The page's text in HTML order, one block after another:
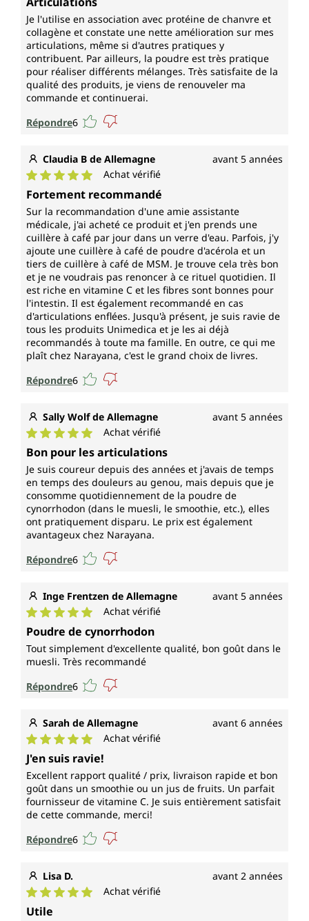
Je l'utilise en association avec protéine de chanvre et
collagène et constate une nette amélioration sur mes
articulations, même si d'autres pratiques y
contribuent. Par ailleurs, la poudre est très pratique
pour réaliser différents mélanges. Très satisfaite de la
qualité des produits, je viens de renouveler ma
commande et continuerai.
Répondre6
Claudia B de Allemagne avant 5 années
Note moyenne de 5 sur 5 étoiles
Achat vérifié
Fortement recommandé
Sur la recommandation d'une amie assistante
médicale, j'ai acheté ce produit et j'en prends une
cuillère à café par jour dans un verre d'eau. Parfois, j'y
ajoute une cuillère à café de poudre d'acérola et un
tiers de cuillère à café de MSM. Je trouve cela très bon
et je ne voudrais pas renoncer à ce rituel quotidien. Il
est riche en vitamine C et les fibres sont bonnes pour
l'intestin. Il est également recommandé en cas
d'articulations enflées. Jusqu'à présent, je suis ravie de
tous les produits Unimedica et je les ai déjà
recommandés à toute ma famille. En outre, ce qui me
plaît chez Narayana, c'est le grand choix de livres.
Répondre6
Sally Wolf de Allemagne avant 5 années
Note moyenne de 5 sur 5 étoiles
Achat vérifié
Bon pour les articulations
Je suis coureur depuis des années et j'avais de temps
en temps des douleurs au genou, mais depuis que je
consomme quotidiennement de la poudre de
cynorrhodon (dans le muesli, le smoothie, etc.), elles
ont pratiquement disparu. Le prix est également
avantageux chez Narayana.
Répondre6
Inge Frentzen de Allemagne avant 5 années
Note moyenne de 5 sur 5 étoiles
Achat vérifié
Poudre de cynorrhodon
Tout simplement d'excellente qualité, bon goût dans le
muesli. Très recommandé
Répondre6
Sarah de Allemagne avant 6 années
Note moyenne de 5 sur 5 étoiles
Achat vérifié
J'en suis ravie!
Excellent rapport qualité / prix, livraison rapide et bon
goût dans un smoothie ou un jus de fruits. Un parfait
fournisseur de vitamine C. Je suis entièrement satisfait
de cette commande, merci!
Répondre6
Lisa D. avant 2 années
Note moyenne de 5 sur 5 étoiles
Achat vérifié
Utile